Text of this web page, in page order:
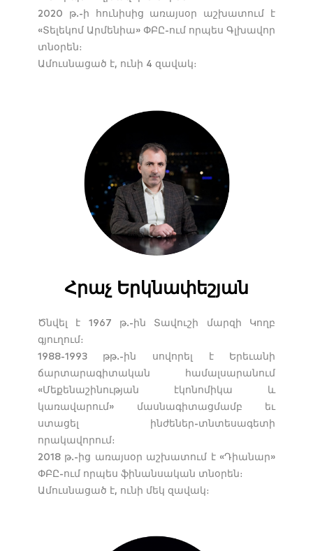
2020 թ.-ի հունիսից առայսօր աշխատում է
«Տելեկոմ Արմենիա» ՓԲԸ-ում որպես Գլխավոր
տնօրեն։
Ամուսնացած է, ունի 4 զավակ։
Հրաչ Երկնափեշյան
Ծնվել է 1967 թ.-ին Տավուշի մարզի Կողբ
գյուղում։
1988-1993 թթ.-ին սովորել է Երեւանի
ճարտարագիտական համալսարանում
«Մեքենաշինության էկոնոմիկա և
կառավարում» մասնագիտացմամբ եւ
ստացել ինժեներ-տնտեսագետի
որակավորում։
2018 թ.-ից առայսօր աշխատում է «Դիանար»
ՓԲԸ-ում որպես ֆինանսական տնօրեն։
Ամուսնացած է, ունի մեկ զավակ։